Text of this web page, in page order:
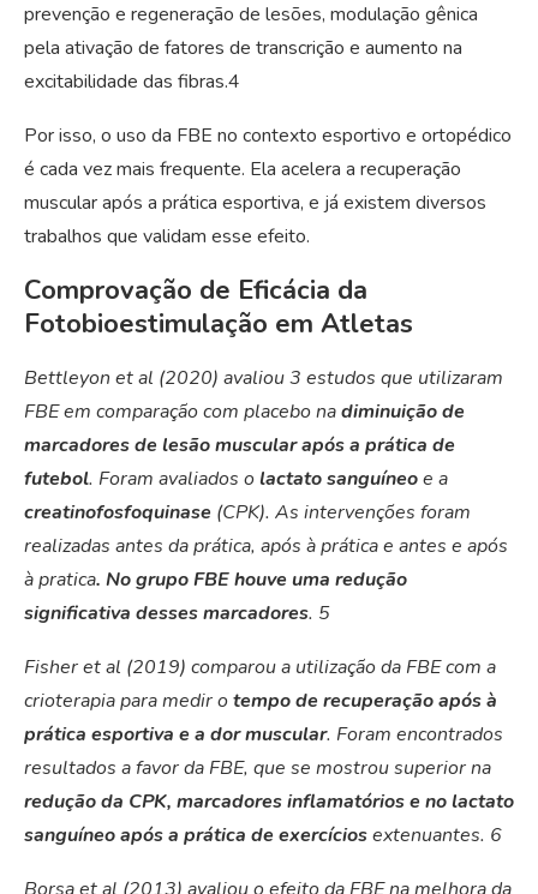
prevenção e regeneração de lesões, modulação gênica
pela ativação de fatores de transcrição e aumento na
excitabilidade das fibras.4
Por isso, o uso da FBE no contexto esportivo e ortopédico
é cada vez mais frequente. Ela acelera a recuperação
muscular após a prática esportiva, e já existem diversos
trabalhos que validam esse efeito.
Comprovação de Eficácia da
Fotobioestimulação em Atletas
Bettleyon et al (2020) avaliou 3 estudos que utilizaram
FBE em comparação com placebo nadiminuição de
marcadores de lesão muscular após a prática de
futebol. Foram avaliados olactato sanguíneoe a
creatinofosfoquinase (CPK). As intervenções foram
realizadas antes da prática, após à prática e antes e após
à pratica. No grupo FBE houve uma redução
significativa desses marcadores. 5
Fisher et al (2019) comparou a utilização da FBE com a
crioterapia para medir otempo de recuperação após à
prática esportiva e a dor muscular. Foram encontrados
resultados a favor da FBE, que se mostrou superior na
redução da CPK, marcadores inflamatórios e no lactato
sanguíneo após a prática de exercíciosextenuantes. 6